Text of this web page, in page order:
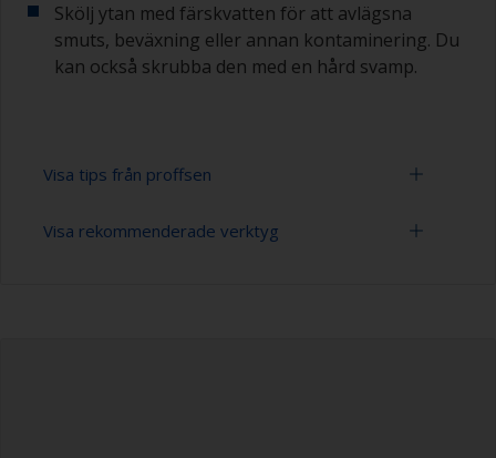
Skölj ytan med färskvatten för att avlägsna
smuts, beväxning eller annan kontaminering. Du
kan också skrubba den med en hård svamp.
Visa tips från proffsen
Du märker att ytan är ordentligt avfettad om
Visa rekommenderade verktyg